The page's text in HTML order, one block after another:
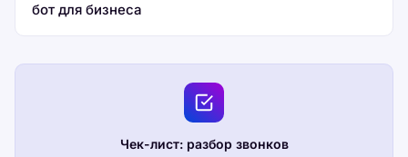
бот для бизнеса
Чек-лист: разбор звонков